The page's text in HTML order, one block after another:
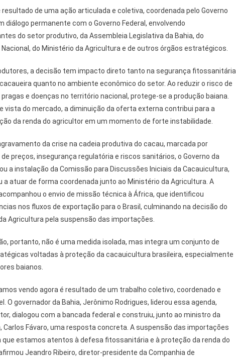
resultado de uma ação articulada e coletiva, coordenada pelo Governo
diálogo permanente com o Governo Federal, envolvendo
do setor produtivo, da Assembleia Legislativa da Bahia, do
do Ministério da Agricultura e de outros órgãos estratégicos.
a decisão tem impacto direto tanto na segurança fitossanitária
quanto no ambiente econômico do setor. Ao reduzir o risco de
e doenças no território nacional, protege-se a produção baiana.
vista do mercado, a diminuição da oferta externa contribui para a
da renda do agricultor em um momento de forte instabilidade.
da crise na cadeia produtiva do cacau, marcada por
preços, insegurança regulatória e riscos sanitários, o Governo da
a instalação da Comissão para Discussões Iniciais da Cacauicultura,
a atuar de forma coordenada junto ao Ministério da Agricultura. A
o envio de missão técnica à África, que identificou
nos fluxos de exportação para o Brasil, culminando na decisão do
Agricultura pela suspensão das importações.
portanto, não é uma medida isolada, mas integra um conjunto de
voltadas à proteção da cacauicultura brasileira, especialmente
baianos.
vendo agora é resultado de um trabalho coletivo, coordenado e
O governador da Bahia, Jerônimo Rodrigues, liderou essa agenda,
dialogou com a bancada federal e construiu, junto ao ministro da
Carlos Fávaro, uma resposta concreta. A suspensão das importações
estamos atentos à defesa fitossanitária e à proteção da renda do
Jeandro Ribeiro, diretor-presidente da Companhia de